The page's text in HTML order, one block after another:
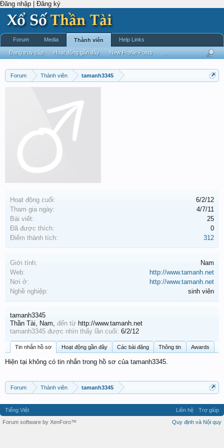
Đăng nhập | Đăng ký
Forum Thành viên tamanh3345
Hoạt động cuối:
6/2/12
Tham gia ngày:
4/7/11
Bài viết:
25
Đã được thích:
0
Điểm thành tích:
312
Giới tính:
Nam
Web:
http://www.tamanh.net
Nơi ở:
http://www.tamanh.net
Nghề nghiệp:
sinh viên
tamanh3345
Thần Tài, Nam, đến từ http://www.tamanh.net
tamanh3345 được nhìn thấy lần cuối: 6/2/12
Tin nhắn hồ sơ Hoạt động gần đây Các bài đăng Thông tin Awards
Hiện tại không có tin nhắn trong hồ sơ của tamanh3345.
Forum Thành viên tamanh3345
Forum Media Thành viên
Đang truy cập Hoạt động gần đây New Profile Posts
Help Links
Tiếng Việt Liên hệ
Trợ giúp
Quy định và Nội quy
Forum software by XenForo™